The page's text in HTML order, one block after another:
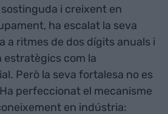
i creixent en
ha escalat la seva
a ritmes de dos dígits anuals i
estratègics com la
Però la seva fortalesa no es
perfeccionat el mecanisme
en indústria: